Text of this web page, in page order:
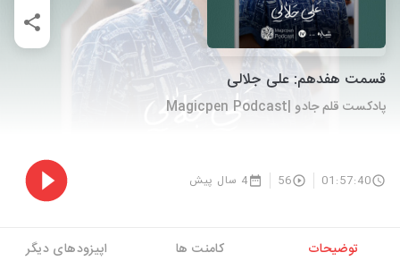
قسمت هفدهم: علی جلالی
پادکست قلم جادو |Magicpen Podcast
01:57:40
56 4 سال پیش
توضیحات کامنت ها اپیزودهای دیگر